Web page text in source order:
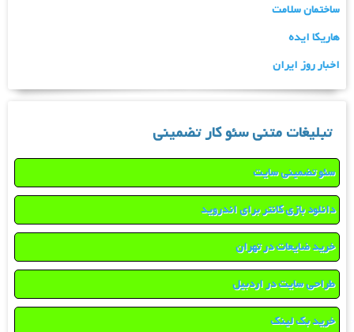
ساختمان سلامت
هاریکا ایده
اخبار روز ایران
تبلیغات متنی سئو کار تضمینی
سئو تضمینی سایت
دانلود بازی کانتر برای اندروید
خرید ضایعات در تهران
طراحی سایت در اردبیل
خرید بک لینک